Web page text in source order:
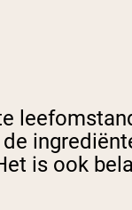
is ook